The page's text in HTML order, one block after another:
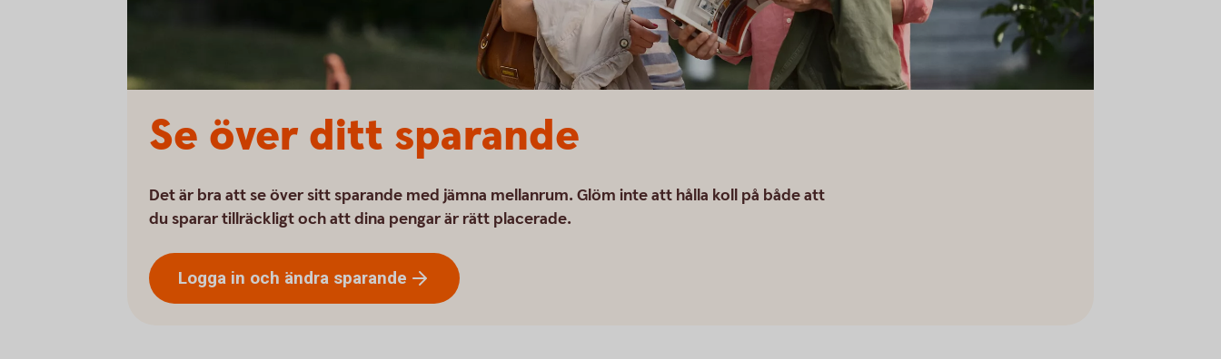
Se över ditt sparande
Det är bra att se över sitt sparande med jämna mellanrum. Glöm inte att hålla koll på både att
du sparar tillräckligt och att dina pengar är rätt placerade.
Logga in och ändra sparande